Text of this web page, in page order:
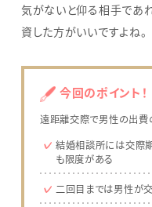
気がないと仰る相手であ
資した方がいいですよね。
今回のポイント！
遠距離交際で男性の出費
結婚相談所には交際
も限度がある
二回目までは男性が